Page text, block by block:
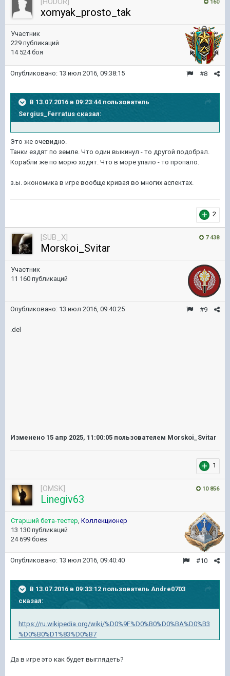
160
xomyak_prosto_tak
Участник
229 публикаций
14 524 боя
#8
Опубликовано: 13 июл 2016, 09:38:15
В 13.07.2016 в 09:23:44 пользователь
Sergius_Ferratus сказал:
Это же очевидно.
Танки ездят по земле. Что один выкинул - то другой подобрал.
Корабли же по морю ходят. Что в море упало - то пропало.
з.ы. экономика в игре вообще кривая во многих аспектах.
2
7 438
[SUB_X]
Morskoi_Svitar
Участник
11 160 публикаций
#9
Опубликовано: 13 июл 2016, 09:40:25
.del
Изменено 15 апр 2025, 11:00:05 пользователем Morskoi_Svitar
1
10 856
[OMSK]
Linegiv63
Старший бета-тестер, Коллекционер
13 130 публикаций
24 699 боёв
#10
Опубликовано: 13 июл 2016, 09:40:40
В 13.07.2016 в 09:33:12 пользователь Andre0703
сказал:
https://ru.wikipedia.org/wiki/%D0%9F%D0%B0%D0%BA%D0%B3
%D0%B0%D1%83%D0%B7
Да в игре это как будет выглядеть?